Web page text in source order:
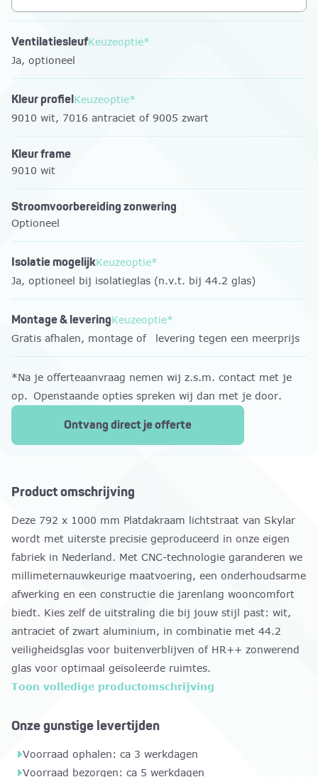
VentilatiesleufKeuzeoptie*
Ja, optioneel
Kleur profielKeuzeoptie*
9010 wit, 7016 antraciet of 9005 zwart
Kleur frame
9010 wit
Stroomvoorbereiding zonwering
Optioneel
Isolatie mogelijkKeuzeoptie*
Ja, optioneel bij isolatieglas (n.v.t. bij 44.2 glas)
Montage & leveringKeuzeoptie*
Gratis afhalen, montage of levering tegen een meerprijs
*Na je offerteaanvraag nemen wij z.s.m. contact met je
op. Openstaande opties spreken wij dan met je door.
Ontvang direct je offerte
Product omschrijving
Deze 792 x 1000 mm Platdakraam lichtstraat van Skylar
wordt met uiterste precisie geproduceerd in onze eigen
fabriek in Nederland. Met CNC-technologie garanderen we
millimeternauwkeurige maatvoering, een onderhoudsarme
afwerking en een constructie die jarenlang wooncomfort
biedt. Kies zelf de uitstraling die bij jouw stijl past: wit,
antraciet of zwart aluminium, in combinatie met 44.2
veiligheidsglas voor buitenverblijven of HR++ zonwerend
glas voor optimaal geïsoleerde ruimtes.
Het Platdakraam 792 x 1000 mm valt op door het
platte daken. Het biedt een onbelemmerd uitzicht en laat
modellen. Voor extra gemak is er optioneel
Toon volledige productomschrijving
Onze gunstige levertijden
Voorraad ophalen: ca 3 werkdagen
Voorraad bezorgen: ca 5 werkdagen